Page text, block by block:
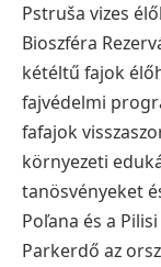
Pstruša vizes
Bioszféra
kétéltű fajok
fajvédelmi
fafajok
környezeti
tanösvényeket
Poľana és a
Parkerdő az